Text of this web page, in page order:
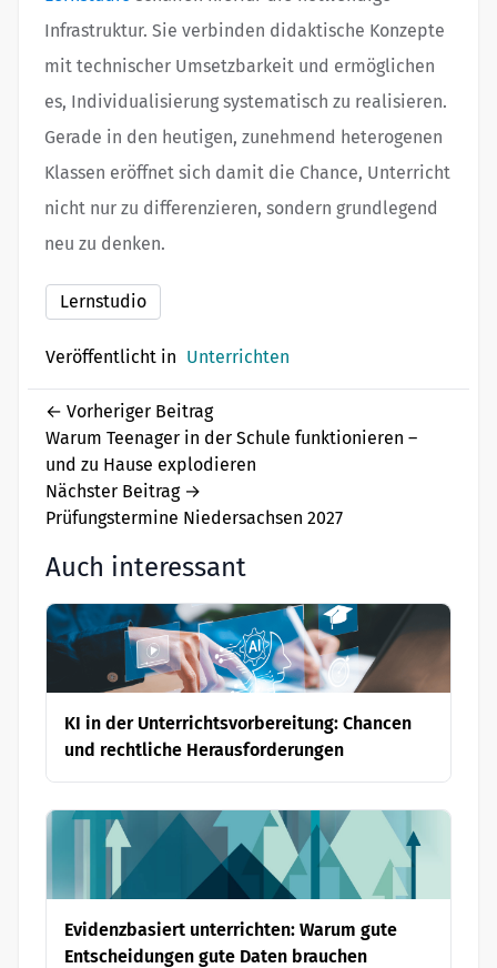
Infrastruktur. Sie verbinden didaktische Konzepte
mit technischer Umsetzbarkeit und ermöglichen
es, Individualisierung systematisch zu realisieren.
Gerade in den heutigen, zunehmend heterogenen
Klassen eröffnet sich damit die Chance, Unterricht
nicht nur zu differenzieren, sondern grundlegend
neu zu denken.
Lernstudio
Veröffentlicht in Unterrichten
← Vorheriger Beitrag
Warum Teenager in der Schule funktionieren –
und zu Hause explodieren
Nächster Beitrag →
Prüfungstermine Niedersachsen 2027
Auch interessant
KI in der Unterrichtsvorbereitung: Chancen
und rechtliche Herausforderungen
Evidenzbasiert unterrichten: Warum gute
Entscheidungen gute Daten brauchen